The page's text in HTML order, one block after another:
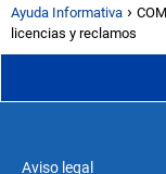
Ayuda Informativa
licencias y reclamos
Aviso legal